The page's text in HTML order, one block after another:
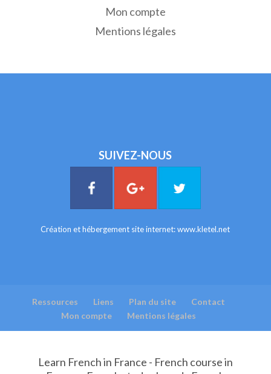
Mon compte
Mentions légales
SUIVEZ-NOUS
Création et hébergement site internet:www.kletel.net
Ressources Liens Plan du site
Contact
Mon compte
Mentions légales
Learn French in France - French course in